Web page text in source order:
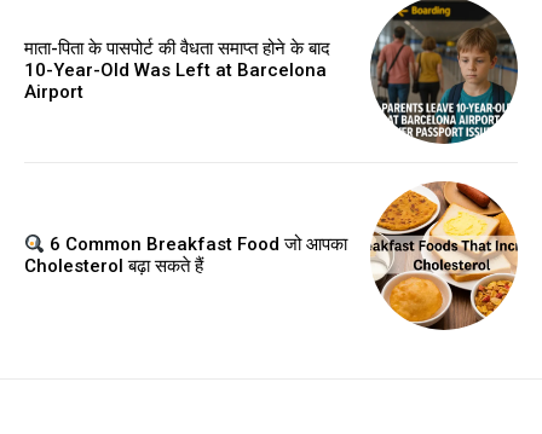
माता-पिता के पासपोर्ट की वैधता समाप्त होने के बाद
10-Year-Old Was Left at Barcelona
Airport
6 Common Breakfast Food जो आपका
Cholesterol बढ़ा सकते हैं